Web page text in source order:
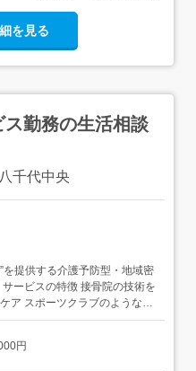
を見る
勤務の生活相談
千代中央
”を提供する介護予防型・地域密
ービスの特徴 接骨院の技術を
ア スポーツクラブのような運
素の癒し空間 ただのデイサー
容)・利用者様、ご家族との
円